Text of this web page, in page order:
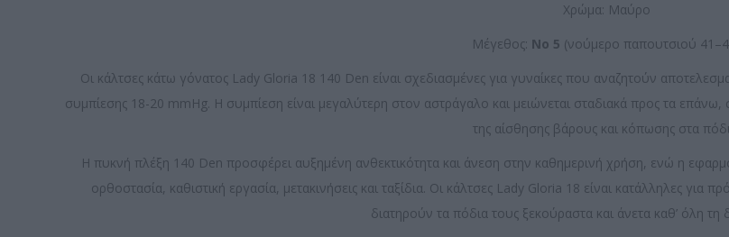
Χρώμα: Μαύρο
Μέγεθος: Νο 5 (νούμερο παπουτσιού
Οι κάλτσες κάτω γόνατος Lady Gloria 18 140 Den είναι σχεδιασμένες για γυναίκες που αναζητούν
συμπίεσης 18-20 mmHg. Η συμπίεση είναι μεγαλύτερη στον αστράγαλο και μειώνεται σταδιακά προς τα
της αίσθησης βάρους και κόπωσης στα
Η πυκνή πλέξη 140 Den προσφέρει αυξημένη ανθεκτικότητα και άνεση στην καθημερινή χρήση, ενώ η
ορθοστασία, καθιστική εργασία, μετακινήσεις και ταξίδια. Οι κάλτσες Lady Gloria 18 είναι κατάλληλες
διατηρούν τα πόδια τους ξεκούραστα και άνετα καθ’ όλη τη